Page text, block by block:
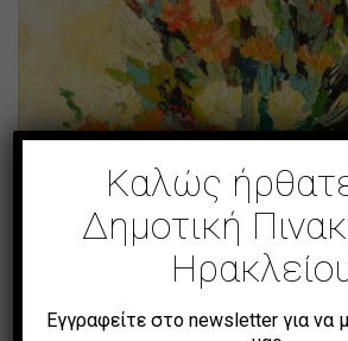
Καλώς
Δημοτική
Εγγραφείτε στο newsletter για να